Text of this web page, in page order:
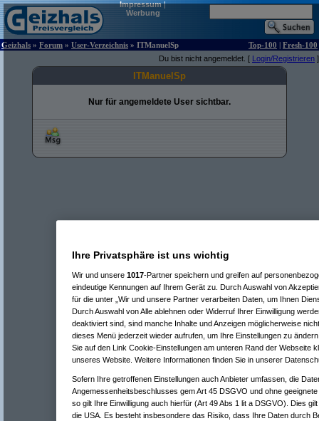
Impressum|
Werbung
Geizhals » Forum » User-Verzeichnis » ITManuelSp Top-100 | Fresh-100
Du bist nicht angemeldet. [ Login/Registrieren ]
ITManuelSp
Nur für angemeldete User sichtbar.
Ihre Privatsphäre ist uns wichtig
Wir und unsere 1017-Partner speichern und greifen auf
eindeutige Kennungen auf Ihrem Gerät zu. Durch Auswahl von
für die unter „Wir und unsere Partner verarbeiten Daten, um Ihnen
Durch Auswahl von Alle ablehnen oder Widerruf Ihrer Einwilligung
deaktiviert sind, sind manche Inhalte und Anzeigen möglicherweise
dieses Menü jederzeit wieder aufrufen, um Ihre Einstellungen zu
Sie auf den Link Cookie-Einstellungen am unteren Rand der Webseite
unseres Website. Weitere Informationen finden Sie in unserer
Sofern Ihre getroffenen Einstellungen auch Anbieter umfassen, die
Angemessenheitsbeschlusses gem Art 45 DSGVO und ohne
so gilt Ihre Einwilligung auch hierfür (Art 49 Abs 1 lit a DSGVO). Dies
die USA. Es besteht insbesondere das Risiko, dass Ihre Daten durch